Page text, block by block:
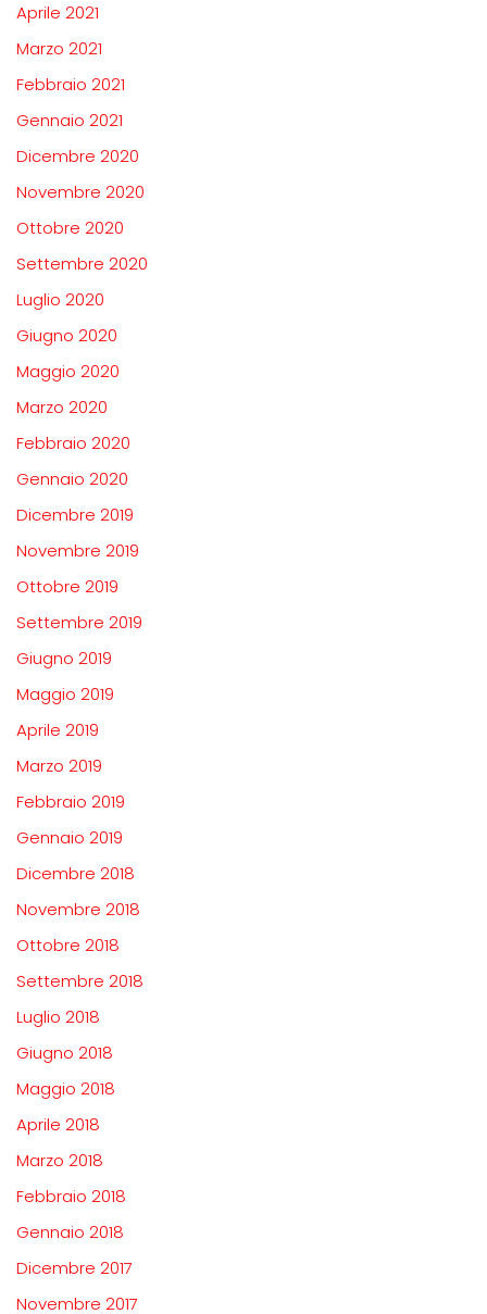
Aprile 2021
Marzo 2021
Febbraio 2021
Gennaio 2021
Dicembre 2020
Novembre 2020
Ottobre 2020
Settembre 2020
Luglio 2020
Giugno 2020
Maggio 2020
Marzo 2020
Febbraio 2020
Gennaio 2020
Dicembre 2019
Novembre 2019
Ottobre 2019
Settembre 2019
Giugno 2019
Maggio 2019
Aprile 2019
Marzo 2019
Febbraio 2019
Gennaio 2019
Dicembre 2018
Novembre 2018
Ottobre 2018
Settembre 2018
Luglio 2018
Giugno 2018
Maggio 2018
Aprile 2018
Marzo 2018
Febbraio 2018
Gennaio 2018
Dicembre 2017
Novembre 2017